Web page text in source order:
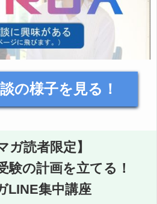
の様子を見る！
ガ読者限定】
験の計画を立てる！
LINE集中講座